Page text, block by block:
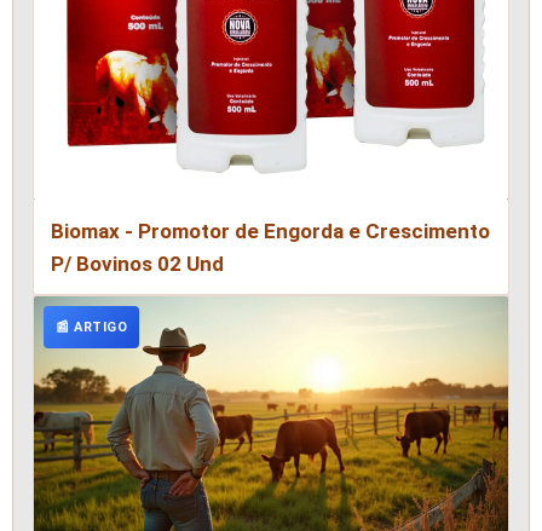
Biomax - Promotor de Engorda e Crescimento
P/ Bovinos 02 Und
📰 ARTIGO